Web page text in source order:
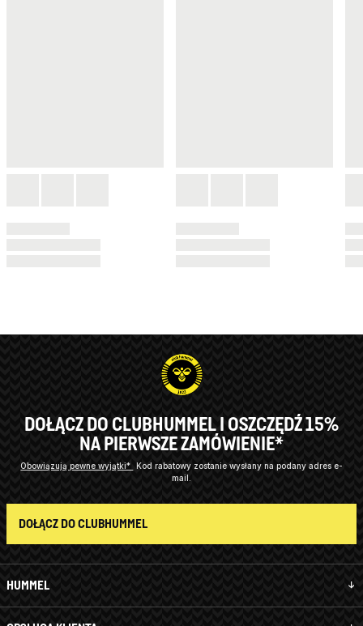
HUMMEL
DOŁĄCZ DO CLUBHUMMEL I OSZCZĘDŹ 15%
NA PIERWSZE ZAMÓWIENIE*
Obowiązują pewne wyjątki* Kod rabatowy zostanie wysłany na podany adres e-
mail.
DOŁĄCZ DO CLUBHUMMEL